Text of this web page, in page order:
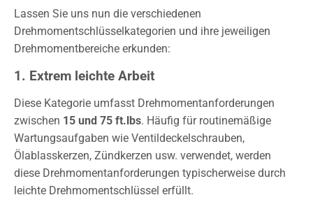
Lassen Sie uns nun die verschiedenen
Drehmomentschlüsselkategorien und ihre jeweiligen
Drehmomentbereiche erkunden:
1. Extrem leichte Arbeit
Diese Kategorie umfasst Drehmomentanforderungen
zwischen 15 und 75 ft.lbs. Häufig für routinemäßige
Wartungsaufgaben wie Ventildeckelschrauben,
Ölablasskerzen, Zündkerzen usw. verwendet, werden
diese Drehmomentanforderungen typischerweise durch
leichte Drehmomentschlüssel erfüllt.